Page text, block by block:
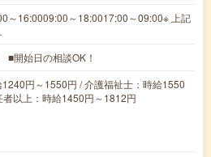
～16:0009:00～18:0017:00～09:00※ 上記
開始日の相談OK！
円～1550円 / 介護福祉士：時給1550
者以上：時給1450円～1812円